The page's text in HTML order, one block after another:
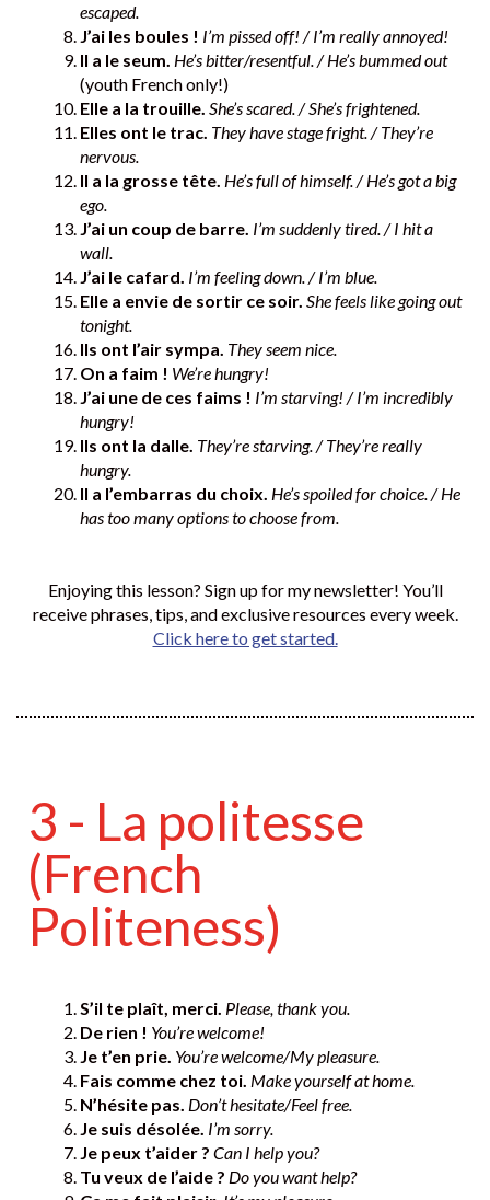
escaped.
J’ai les boules ! I’m pissed off! / I’m really annoyed!
Il a le seum. He’s bitter/resentful. / He’s bummed out
(youth French only!)
Elle a la trouille. She’s scared. / She’s frightened.
Elles ont le trac. They have stage fright. / They’re
nervous.
Il a la grosse tête. He’s full of himself. / He’s got a big
ego.
J’ai un coup de barre. I’m suddenly tired. / I hit a
wall.
J’ai le cafard. I’m feeling down. / I’m blue.
Elle a envie de sortir ce soir. She feels like going out
tonight.
Ils ont l’air sympa. They seem nice.
On a faim ! We’re hungry!
J’ai une de ces faims ! I’m starving! / I’m incredibly
hungry!
Ils ont la dalle. They’re starving. / They’re really
hungry.
Il a l’embarras du choix. He’s spoiled for choice. / He
has too many options to choose from.
Enjoying this lesson? Sign up for my newsletter! You’ll
receive phrases, tips, and exclusive resources every week.
Click here to get started.
3 - La politesse
(French
Politeness)
S’il te plaît, merci. Please, thank you.
De rien ! You’re welcome!
Je t’en prie. You’re welcome/My pleasure.
Fais comme chez toi. Make yourself at home.
N’hésite pas. Don’t hesitate/Feel free.
Je suis désolée. I’m sorry.
Je peux t’aider ? Can I help you?
Tu veux de l’aide ? Do you want help?